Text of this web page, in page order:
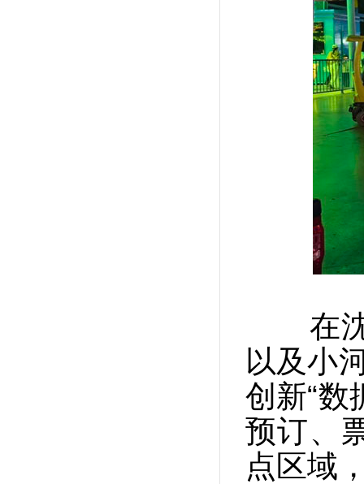
在沈
以及小
创新“数
预订、
点区域